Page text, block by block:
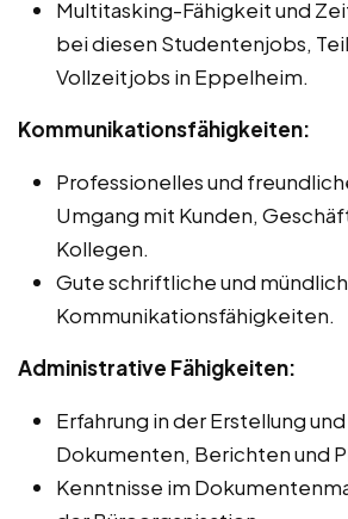
Multitasking-Fähigkeit und
bei diesen Studentenjobs,
Vollzeitjobs in Eppelheim.
Kommunikationsfähigkeiten:
Professionelles und
Umgang mit Kunden,
Kollegen.
Gute schriftliche und
Kommunikationsfähigkeiten.
Administrative Fähigkeiten:
Erfahrung in der Erstellung
Dokumenten, Berichten und
Kenntnisse im